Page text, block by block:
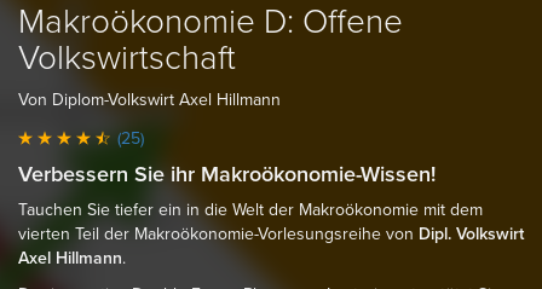
Makroökonomie D: Offene
Volkswirtschaft
Von Diplom-Volkswirt Axel Hillmann
(25)
Verbessern Sie ihr Makroökonomie-Wissen!
Tauchen Sie tiefer ein in die Welt der Makroökonomie mit dem
vierten Teil der Makroökonomie-Vorlesungsreihe von Dipl. Volkswirt
Axel Hillmann.